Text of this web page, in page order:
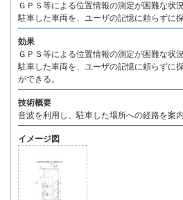
ＧＰＳ等による位置情報の測定が困難な状
駐車した車両を、ユーザの記憶に頼らずに
効果
ＧＰＳ等による位置情報の測定が困難な状
駐車した車両を、ユーザの記憶に頼らずに
ができる。
技術概要
音波を利用し、駐車した場所への経路を案
イメージ図